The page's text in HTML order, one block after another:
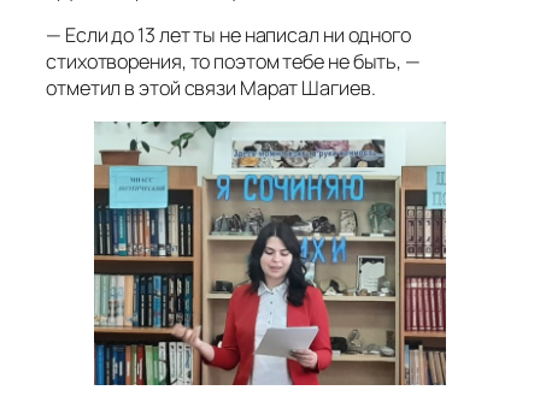
— Если до 13 лет ты не написал ни одного
стихотворения, то поэтом тебе не быть, —
отметил в этой связи Марат Шагиев.